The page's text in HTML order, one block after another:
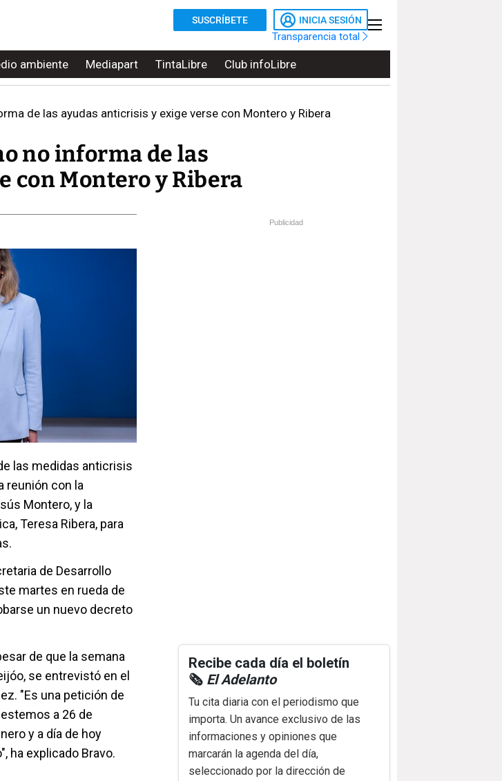
SUSCRÍBETE INICIA SESIÓN
Transparencia total
ambiente Mediapart TintaLibre Club infoLibre
de las ayudas anticrisis y exige verse con Montero y Ribera
no informa de las
con Montero y Ribera
las medidas anticrisis
reunión con la
Montero, y la
Teresa Ribera, para
de Desarrollo
martes en rueda de
un nuevo decreto
de que la semana
se entrevistó en el
"Es una petición de
a 26 de
y a día de hoy
ha explicado Bravo.
Publicidad
Recibe cada día el boletín
🗞️ El Adelanto
Tu cita diaria con el periodismo que
importa. Un avance exclusivo de las
informaciones y opiniones que
marcarán la agenda del día,
seleccionado por la dirección de